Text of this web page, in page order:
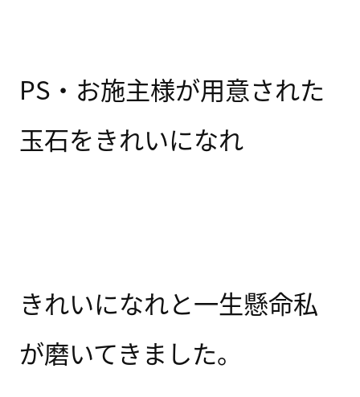
PS・お施主様が用意された
玉石をきれいになれ
きれいになれと一生懸命私
が磨いてきました。